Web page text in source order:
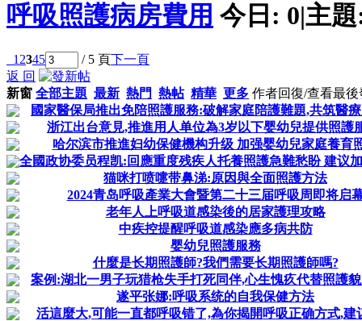
呼吸照護病房費用 今日: 0|主
1 2345 / 5 頁下一頁
返 回
新窗 全部主題 最新 熱門 熱帖 精華 更多 作者回復/查看最後
國家醫保局推出免陪照護服務:破解家庭陪護難題,共筑醫
浙江出台意見,推進用人单位為3岁以下婴幼兒提供照護
哈尔滨市推進妇幼保健機构升级 加强婴幼兒家庭養育
全國政协委员程凯:回應重度残疾人托養照護急難愁盼 建议
猫咪打喷嚏带鼻涕:原因與全面照護方法
2024青岛呼吸產業大會暨第二十三届呼吸周即将启
老年人上呼吸道感染後的居家護理攻略
中疾控提醒呼吸道感染應多病共防
婴幼兒照護服務
什麼是长期照護師?我們需要长期照護師嗎?
案例:湖北一男子玩猎枪失手打死同伴,心生愧疚代替照護
遂平张娜:呼吸系统的自我保健方法
活這麼大,可能一直都呼吸错了,為你揭開呼吸正确方式,建